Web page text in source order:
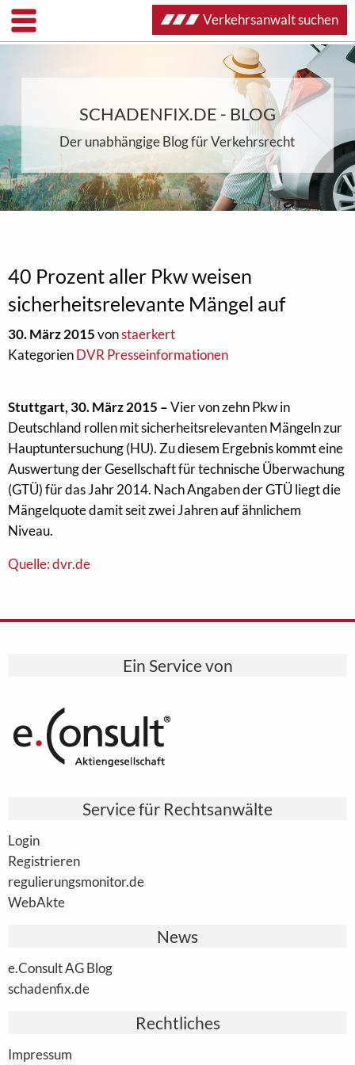
SCHADENFIX.DE - BLOG
Der unabhängige Blog für Verkehrsrecht
40 Prozent aller Pkw weisen
sicherheitsrelevante Mängel auf
30. März 2015vonstaerkert
KategorienDVR Presseinformationen
Stuttgart, 30. März 2015 –Vier von zehn Pkw in
Deutschland rollen mit sicherheitsrelevanten Mängeln zur
Hauptuntersuchung (HU). Zu diesem Ergebnis kommt eine
Auswertung der Gesellschaft für technische Überwachung
(GTÜ) für das Jahr 2014. Nach Angaben der GTÜ liegt die
Mängelquote damit seit zwei Jahren auf ähnlichem
Niveau.
Quelle: dvr.de
Ein Service von
Service für Rechtsanwälte
Login
Registrieren
regulierungsmonitor.de
WebAkte
News
e.Consult AG Blog
schadenfix.de
Rechtliches
Impressum
Verkehrsanwalt suchen